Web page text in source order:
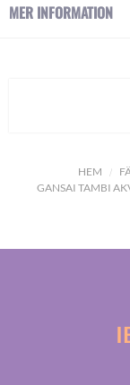
HEM
GANSAI TAMBI
MER INFORMATION